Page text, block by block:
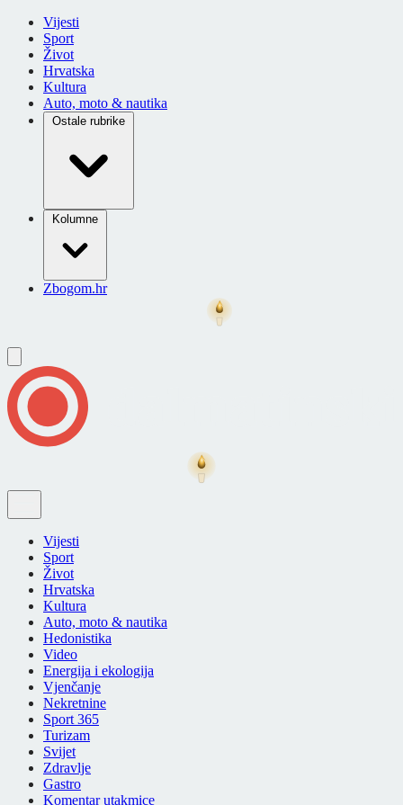
Vijesti
Sport
Život
Hrvatska
Kultura
Auto, moto & nautika
Ostale rubrike
Kolumne
Zbogom.hr
Vijesti
Sport
Život
Hrvatska
Kultura
Auto, moto & nautika
Hedonistika
Video
Energija i ekologija
Vjenčanje
Nekretnine
Sport 365
Turizam
Svijet
Zdravlje
Gastro
Komentar utakmice